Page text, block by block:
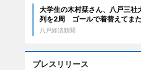
大学生の木村栞さん、八戸三社
列を2周 ゴールで着替えてま
八戸経済新聞
プレスリリース